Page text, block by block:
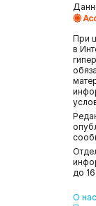
При
в
до 16
О нас